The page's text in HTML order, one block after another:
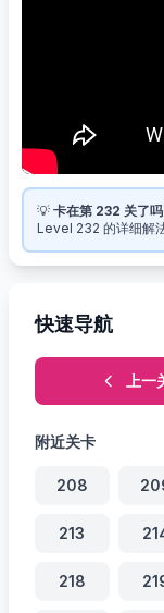
💡 卡在第 232 关了吗
Level 232 的详细解
快速导航
上一
附近关卡
208
213
218